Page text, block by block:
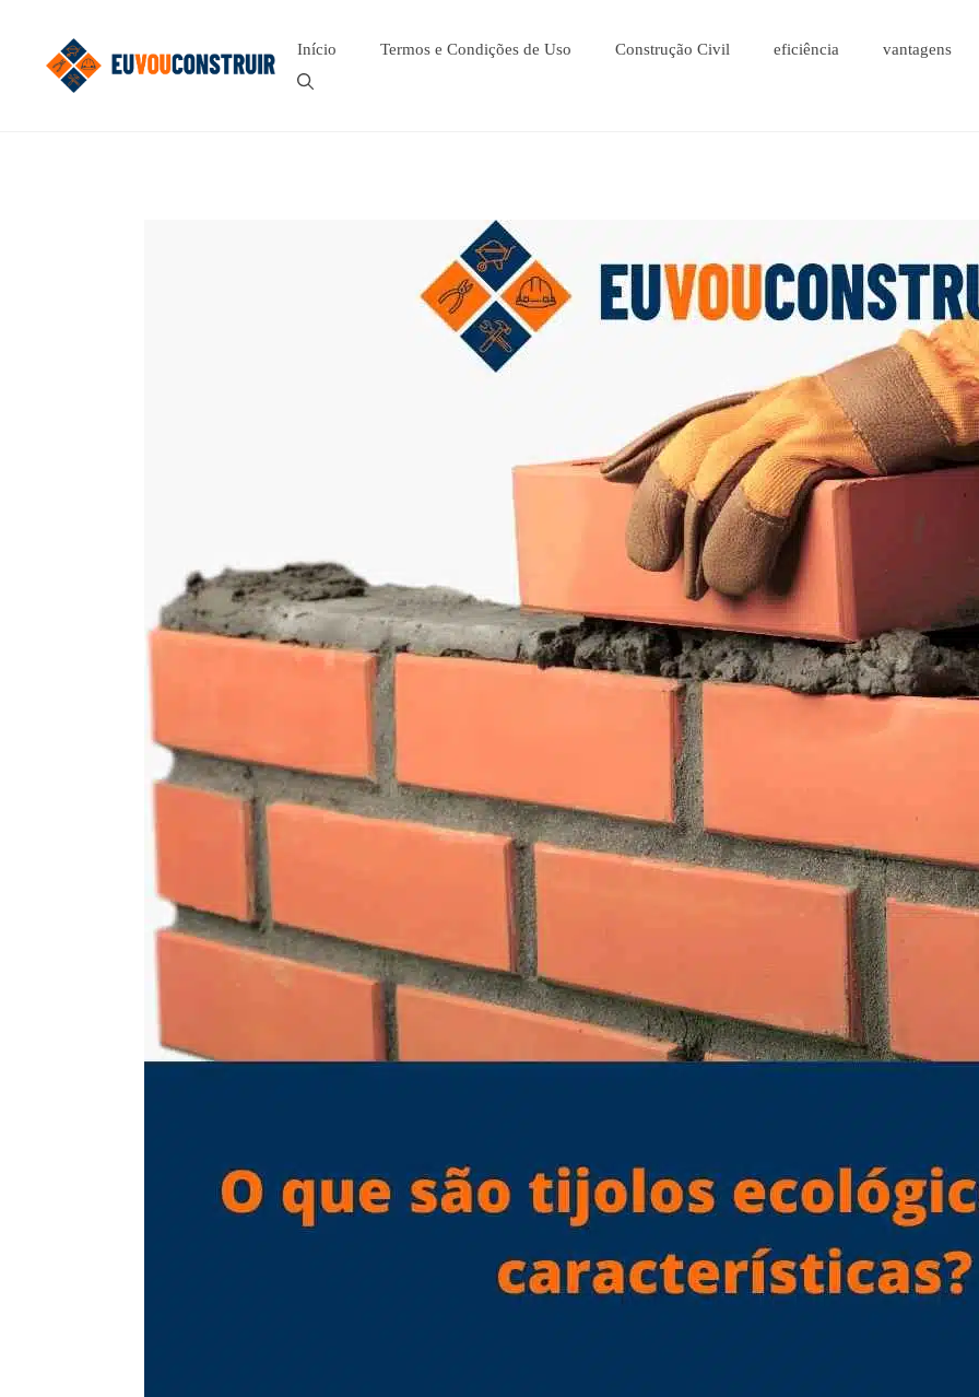
Início Termos e Condições de Uso Construção Civil eficiência vantagens